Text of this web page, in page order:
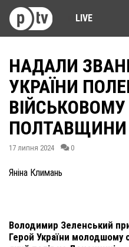
LIVE
НАДАЛИ
УКРАЇНИ
ВІЙСЬКОВОМУ
ПОЛТАВЩИНИ
17 липня 2024 0
Яніна Климань
Володимир Зеленський
Герой України молодшому